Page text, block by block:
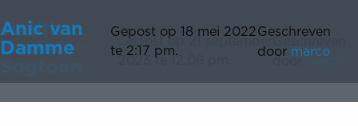
Menu
Frank de
Vries
Gepost op 20 september
2024 te 2:29 pm.
Geschreven
doorBob
Dirk
Melief
Gepost op 20 september
2024 te 2:28 pm.
Geschreven
doorBob
Job van
den Berg
Gepost op 20 september
2024 te 2:27 pm.
Geschreven
doorBob
Aljan de
Boer
Gepost op 20 september
2024 te 2:26 pm.
Geschreven
doorBob
Judith
Oude
Gepost op 21 september
2023 te 12:06 pm.
Geschreven
doormarco
Anic van
Damme
Gepost op 18 mei 2022
te 2:17 pm.
Geschreven
door marco